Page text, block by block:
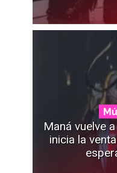
Maná vuelve
inicia la